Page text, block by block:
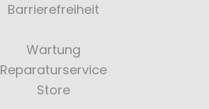
Barrierefreiheit
Wartung
Reparaturservice
Store